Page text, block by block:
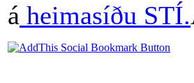
á heimasíðu STÍ.